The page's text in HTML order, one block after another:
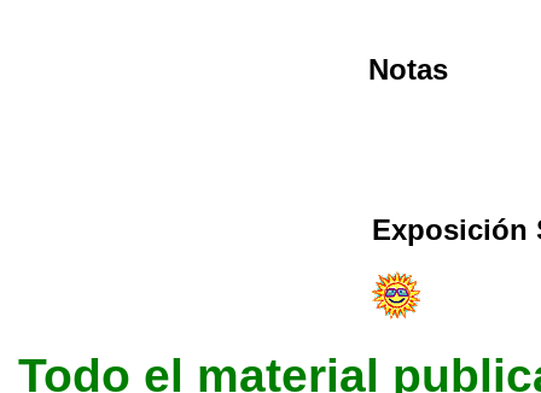
Notas
Exposición
Todo el material